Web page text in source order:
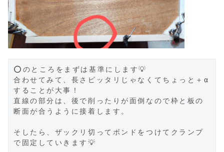
⭕のところをまずは基準にします💡
合わせてみて、長さピッタリじゃなくてちょっと＋α
することが大事！
直線の部分は、後で削ったりが面倒なので枠と板の
断面が合うように接着します。
そしたら、ザックリ切ってボンドをつけてクランプ
で固定していきます💡